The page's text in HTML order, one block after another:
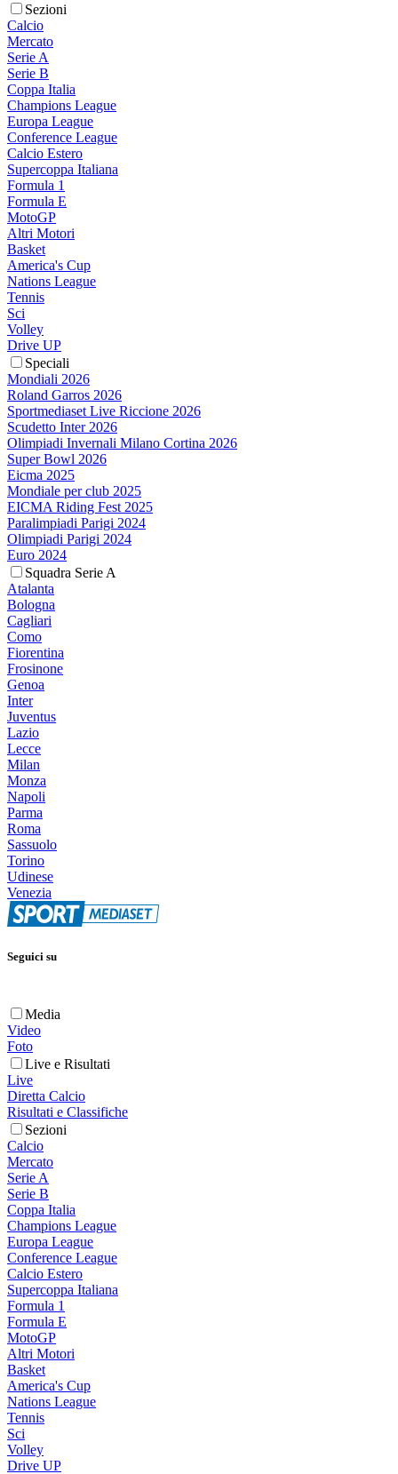
Sezioni
Calcio
Mercato
Serie A
Serie B
Coppa Italia
Champions League
Europa League
Conference League
Calcio Estero
Supercoppa Italiana
Formula 1
Formula E
MotoGP
Altri Motori
Basket
America's Cup
Nations League
Tennis
Sci
Volley
Drive UP
Speciali
Mondiali 2026
Roland Garros 2026
Sportmediaset Live Riccione 2026
Scudetto Inter 2026
Olimpiadi Invernali Milano Cortina 2026
Super Bowl 2026
Eicma 2025
Mondiale per club 2025
EICMA Riding Fest 2025
Paralimpiadi Parigi 2024
Olimpiadi Parigi 2024
Euro 2024
Squadra Serie A
Atalanta
Bologna
Cagliari
Como
Fiorentina
Frosinone
Genoa
Inter
Juventus
Lazio
Lecce
Milan
Monza
Napoli
Parma
Roma
Sassuolo
Torino
Udinese
Venezia
Seguici su
Media
Video
Foto
Live e Risultati
Live
Diretta Calcio
Risultati e Classifiche
Sezioni
Calcio
Mercato
Serie A
Serie B
Coppa Italia
Champions League
Europa League
Conference League
Calcio Estero
Supercoppa Italiana
Formula 1
Formula E
MotoGP
Altri Motori
Basket
America's Cup
Nations League
Tennis
Sci
Volley
Drive UP